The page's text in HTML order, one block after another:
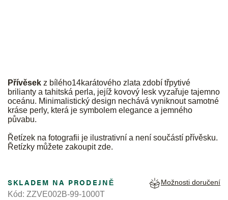
Přívěsek z bílého14karátového zlata zdobí třpytivé
brilianty a tahitská perla, jejíž kovový lesk vyzařuje tajemno
oceánu. Minimalistický design nechává vyniknout samotné
kráse perly, která je symbolem elegance a jemného
půvabu.
Řetízek na fotografii je ilustrativní a není součástí přívěsku.
Řetízky můžete zakoupitzde.
SKLADEM NA PRODEJNĚ Možnosti doručení
Kód: ZZVE002B-99-1000T